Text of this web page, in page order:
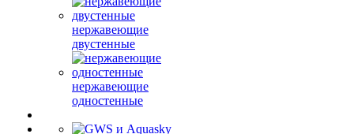
нержавеющие
двустенные
нержавеющие
одностенные